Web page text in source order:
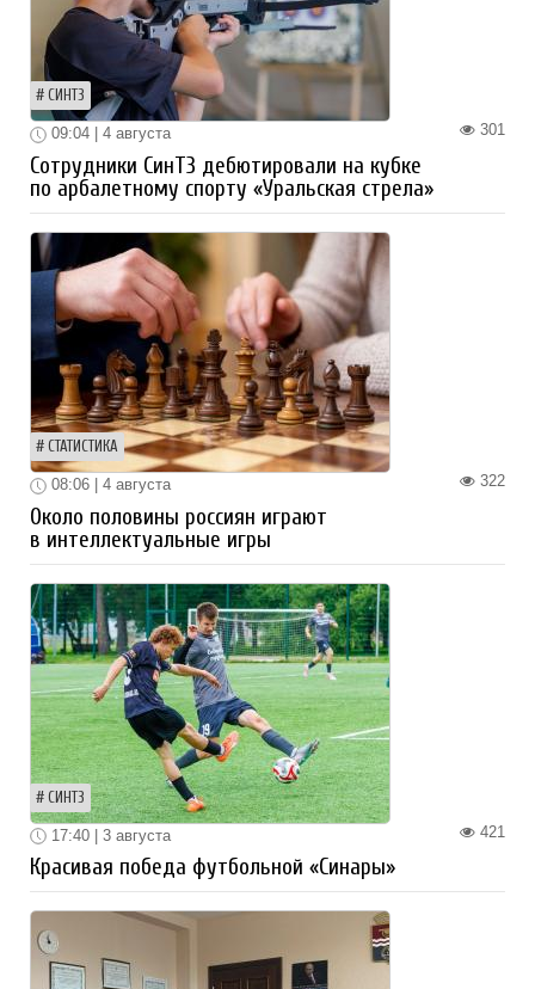
СИНТЗ
301
09:04 | 4 августа
Сотрудники СинТЗ дебютировали на кубке
по арбалетному спорту «Уральская стрела»
СТАТИСТИКА
322
08:06 | 4 августа
Около половины россиян играют
в интеллектуальные игры
СИНТЗ
421
17:40 | 3 августа
Красивая победа футбольной «Синары»